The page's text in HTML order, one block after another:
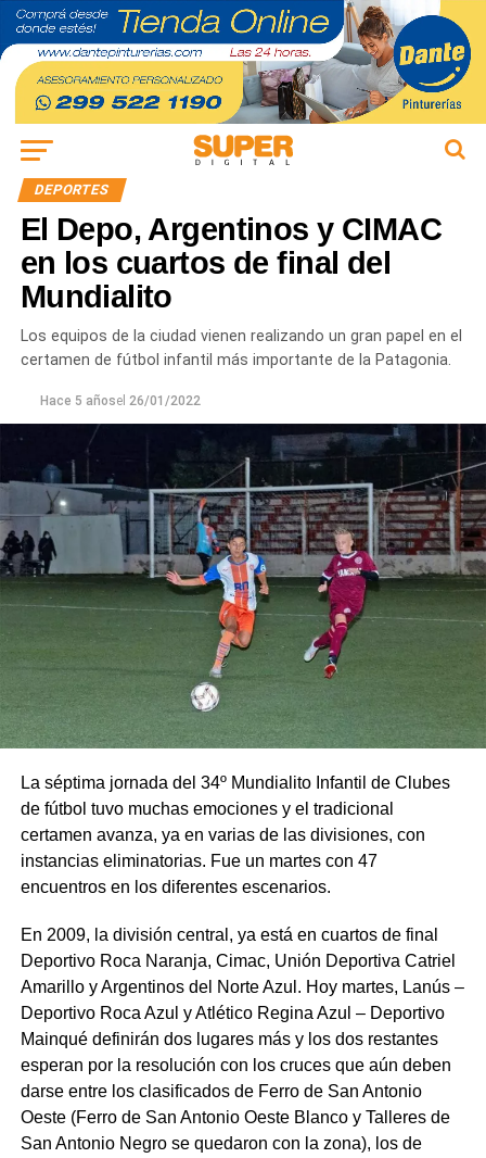
DEPORTES
El Depo, Argentinos y CIMAC
en los cuartos de final del
Mundialito
Los equipos de la ciudad vienen realizando un gran papel en el
certamen de fútbol infantil más importante de la Patagonia.
Hace 5 añosel 26/01/2022
La séptima jornada del 34º Mundialito Infantil de Clubes
de fútbol tuvo muchas emociones y el tradicional
certamen avanza, ya en varias de las divisiones, con
instancias eliminatorias. Fue un martes con 47
encuentros en los diferentes escenarios.
En 2009, la división central, ya está en cuartos de final
Deportivo Roca Naranja, Cimac, Unión Deportiva Catriel
Amarillo y Argentinos del Norte Azul. Hoy martes, Lanús –
Deportivo Roca Azul y Atlético Regina Azul – Deportivo
Mainqué definirán dos lugares más y los dos restantes
esperan por la resolución con los cruces que aún deben
darse entre los clasificados de Ferro de San Antonio
Oeste (Ferro de San Antonio Oeste Blanco y Talleres de
San Antonio Negro se quedaron con la zona), los de